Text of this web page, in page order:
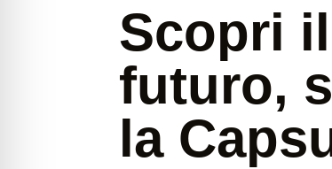
Scopri
futuro,
la